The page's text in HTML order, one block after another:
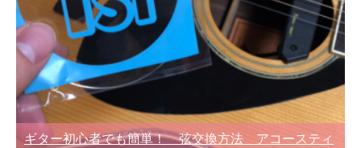
ギター初心者でも簡単！ 弦交換方法 アコースティ